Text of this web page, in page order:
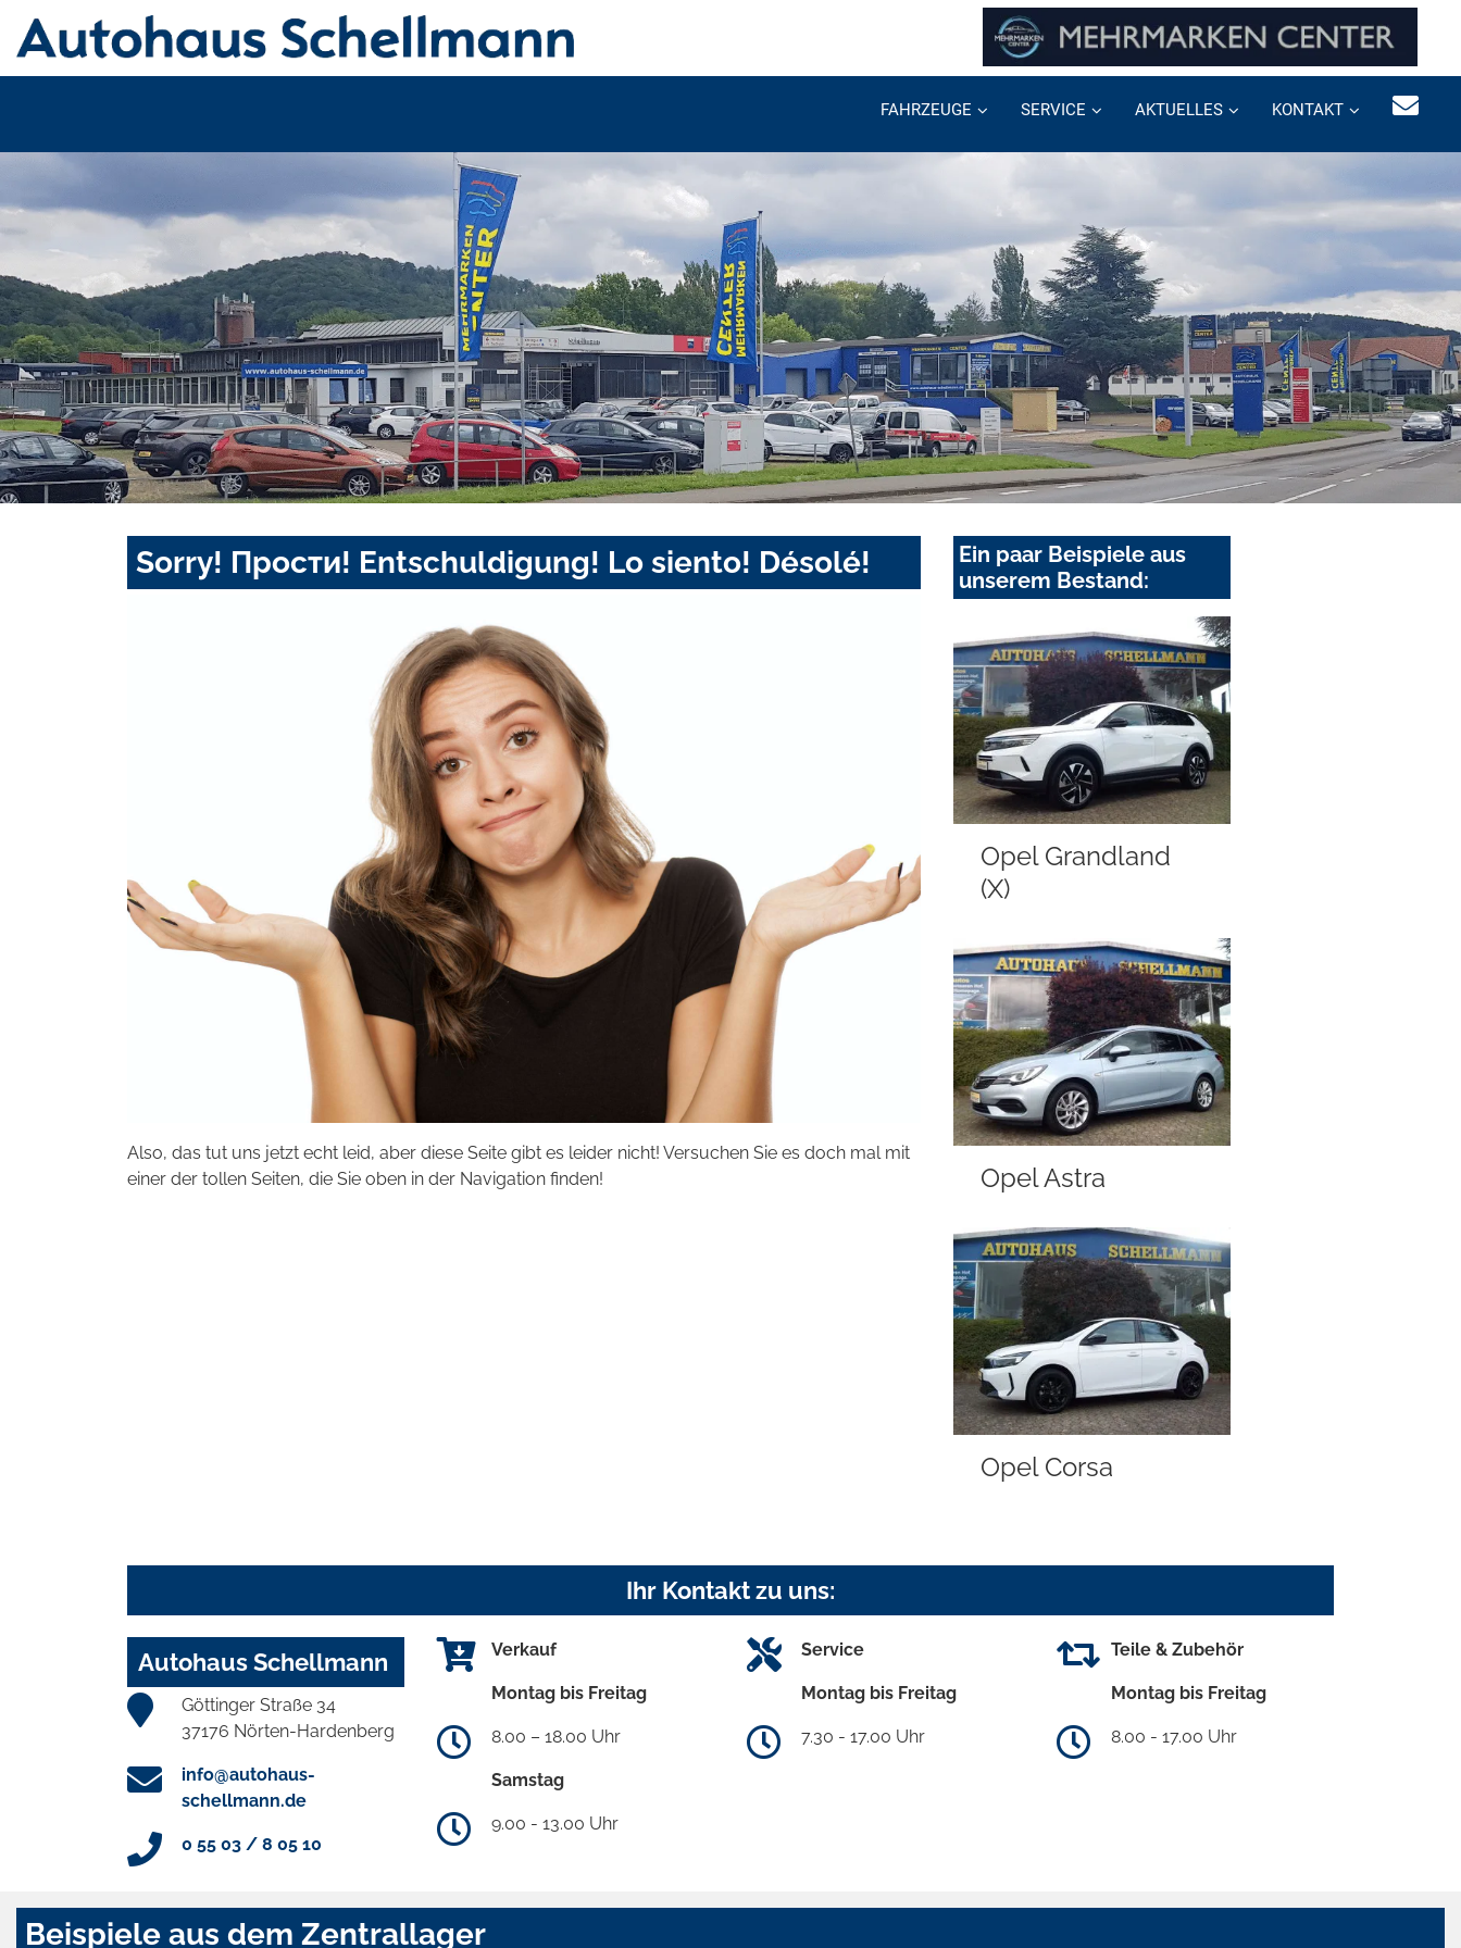
FAHRZEUGE SERVICE AKTUELLES KONTAKT
Sorry! Прости! Entschuldigung! Lo siento! Désolé!
Also, das tut uns jetzt echt leid, aber diese Seite gibt es leider nicht! Versuchen Sie es doch mal mit
einer der tollen Seiten, die Sie oben in der Navigation finden!
Ein paar Beispiele aus
unserem Bestand:
Opel Grandland
(X)
Opel Astra
Opel Corsa
Ihr Kontakt zu uns:
Autohaus Schellmann
Göttinger Straße 34
37176 Nörten-Hardenberg
info@autohaus-
schellmann.de
0 55 03 / 8 05 10
Verkauf
Montag bis Freitag
8.00 – 18.00 Uhr
Samstag
9.00 - 13.00 Uhr
Service
Montag bis Freitag
7.30 - 17.00 Uhr
Teile & Zubehör
Montag bis Freitag
8.00 - 17.00 Uhr
Beispiele aus dem Zentrallager